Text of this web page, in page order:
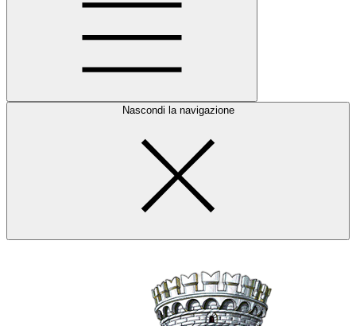
Nascondi la navigazione